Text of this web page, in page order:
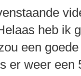
heb ik
een
er weer een